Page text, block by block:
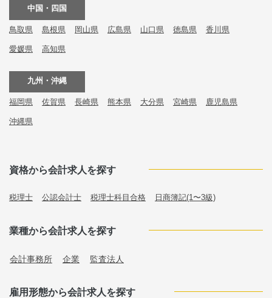
中国・四国
鳥取県 島根県 岡山県 広島県 山口県 徳島県 香川県
愛媛県 高知県
九州・沖縄
福岡県 佐賀県 長崎県 熊本県 大分県 宮崎県 鹿児島県
沖縄県
資格から会計求人を探す
税理士 公認会計士 税理士科目合格 日商簿記(1〜3級)
業種から会計求人を探す
会計事務所 企業 監査法人
雇用形態から会計求人を探す